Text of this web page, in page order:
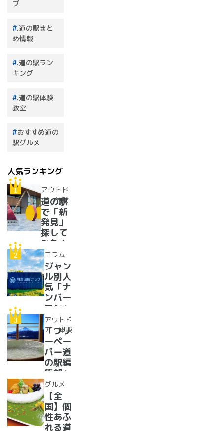
プ
.道の駅まと
め情報
.道の駅ラン
キング
.道の駅体験
教室
おすすめ道の
駅グルメ
人気ランキング
アウトド
ア・体験
道の駅
で「新
発見」
探して
みた！
イベン
トに巨
大グル
メ、ご
当地ス
イーツ
まで
【2024
年最新
情報】
コラム
ジャン
ル別人
気「ナ
ンバー
ワン」
道の駅
紹介。
フリー
ペーパ
ー道の
駅読者
が選ん
だ道の
駅ラン
キング
【最
アウトド
ア・体験
「フリ
ーペー
パー道
の駅編
集部」
イチオ
シ！お
風呂の
ある道
の駅
グルメ
【全
国】個
性あふ
れる道